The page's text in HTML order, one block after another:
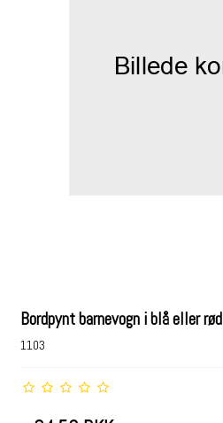
Bordpynt barnevogn i blå eller rød
1103